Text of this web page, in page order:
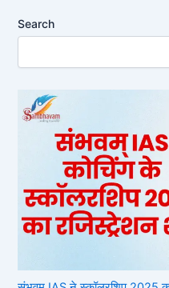
Search